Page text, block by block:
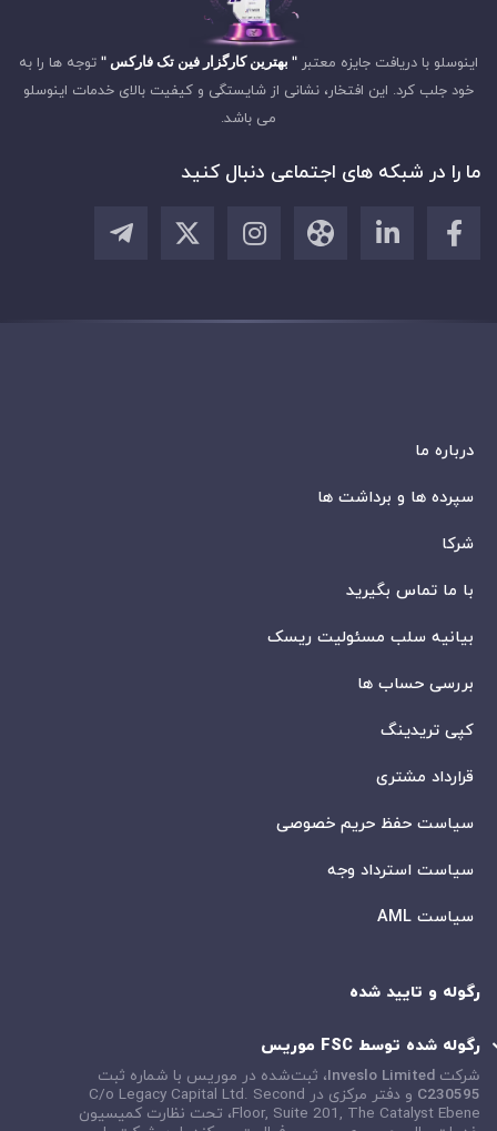
اینوسلو با دریافت جایزه معتبر " بهترین کارگزار فین تک فارکس " توجه ها را به
خود جلب کرد. این افتخار، نشانی از شایستگی و کیفیت بالای خدمات اینوسلو
می باشد.
ما را در شبکه های اجتماعی دنبال کنید
درباره ما
سپرده ها و برداشت ها
شرکا
با ما تماس بگیرید
بیانیه سلب مسئولیت ریسک
بررسی حساب ها
کپی تریدینگ
قرارداد مشتری
سیاست حفظ حریم خصوصی
سیاست استرداد وجه
سیاست AML
رگوله و تایید شده
رگوله شده توسط FSC موریس
شرکت Inveslo Limited، ثبت‌شده در موریس با شماره ثبت
C230595 و دفتر مرکزی در C/o Legacy Capital Ltd. Second
Floor, Suite 201, The Catalyst Ebene، تحت نظارت کمیسیون